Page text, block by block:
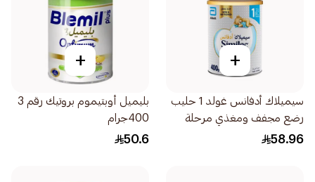
+
سيميلاك أدفانس غولد 1 حليب
رضع مجفف ومغذي مرحلة
اولى 400جرام
58.96
+
بليميل أوبتيموم بروتيك رقم 3
400جرام
50.6